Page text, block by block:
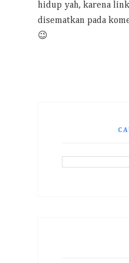
hidup yah, karena
disematkan pada
😉